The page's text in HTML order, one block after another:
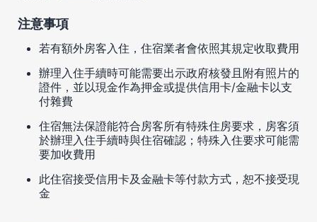
注意事項
若有額外房客入住，住宿業者會依照其規定收取費用
辦理入住手續時可能需要出示政府核發且附有照片的
證件，並以現金作為押金或提供信用卡/金融卡以支
付雜費
住宿無法保證能符合房客所有特殊住房要求，房客須
於辦理入住手續時與住宿確認；特殊入住要求可能需
要加收費用
此住宿接受信用卡及金融卡等付款方式，恕不接受現
金